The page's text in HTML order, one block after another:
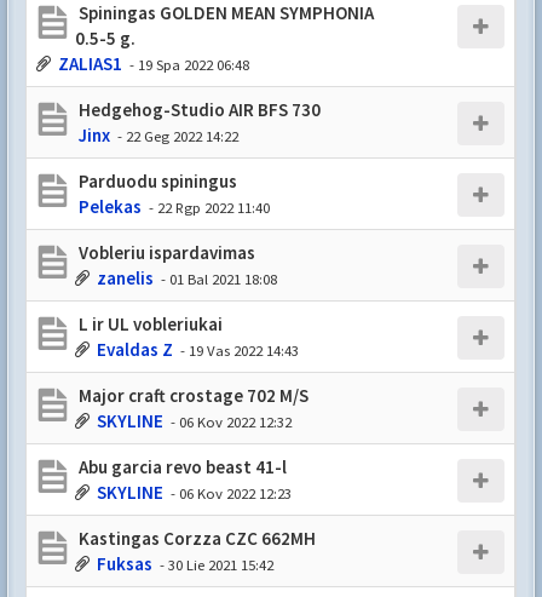
Spiningas GOLDEN MEAN SYMPHONIA
0.5-5 g.
ZALIAS1 - 19 Spa 2022 06:48
Hedgehog-Studio AIR BFS 730
Jinx - 22 Geg 2022 14:22
Parduodu spiningus
Pelekas - 22 Rgp 2022 11:40
Vobleriu ispardavimas
zanelis - 01 Bal 2021 18:08
L ir UL vobleriukai
Evaldas Z - 19 Vas 2022 14:43
Major craft crostage 702 M/S
SKYLINE - 06 Kov 2022 12:32
Abu garcia revo beast 41-l
SKYLINE - 06 Kov 2022 12:23
Kastingas Corzza CZC 662MH
Fuksas - 30 Lie 2021 15:42